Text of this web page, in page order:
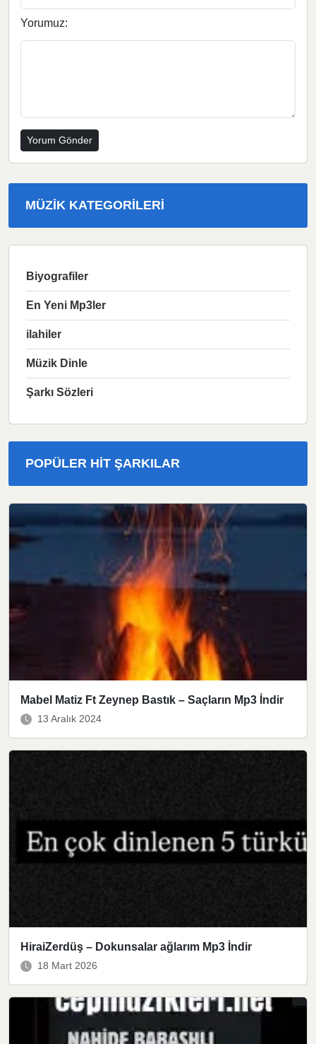
Yorumuz:
MÜZIK KATEGORILERI
Biyografiler
En Yeni Mp3ler
ilahiler
Müzik Dinle
Şarkı Sözleri
POPÜLER HIT ŞARKILAR
Mabel Matiz Ft Zeynep Bastık – Saçların Mp3 İndir
13 Aralık 2024
HiraiZerdüş – Dokunsalar ağlarım Mp3 İndir
18 Mart 2026